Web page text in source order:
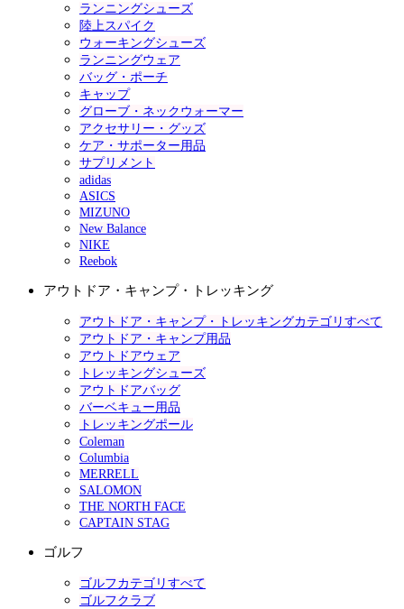
ランニングシューズ
陸上スパイク
ウォーキングシューズ
ランニングウェア
バッグ・ポーチ
キャップ
グローブ・ネックウォーマー
アクセサリー・グッズ
ケア・サポーター用品
サプリメント
adidas
ASICS
MIZUNO
New Balance
NIKE
Reebok
アウトドア・キャンプ・トレッキング
アウトドア・キャンプ・トレッキングカテゴリすべて
アウトドア・キャンプ用品
アウトドアウェア
トレッキングシューズ
アウトドアバッグ
バーベキュー用品
トレッキングポール
Coleman
Columbia
MERRELL
SALOMON
THE NORTH FACE
CAPTAIN STAG
ゴルフ
ゴルフカテゴリすべて
ゴルフクラブ